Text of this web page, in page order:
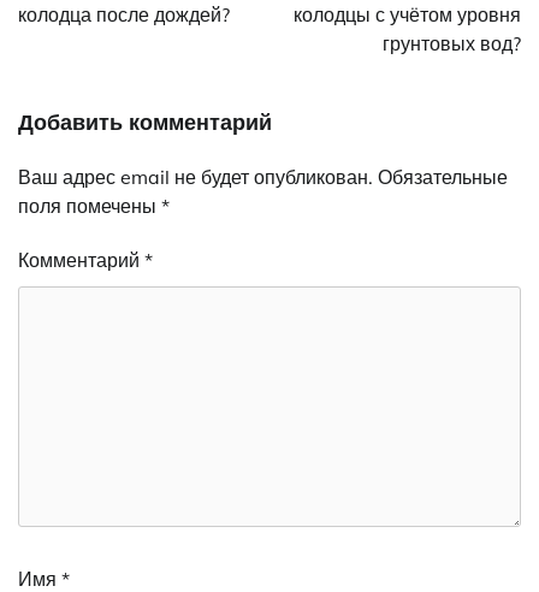
записям
колодца после дождей?
колодцы с учётом уровня
грунтовых вод?
Добавить комментарий
Ваш адрес email не будет опубликован. Обязательные
поля помечены *
Комментарий *
Имя *